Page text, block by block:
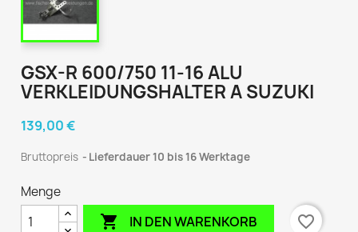
GSX-R 600/750 11-16 ALU
VERKLEIDUNGSHALTER A SUZUKI
139,00 €
Bruttopreis Lieferdauer 10 bis 16 Werktage
Menge
 IN DEN WARENKORB favorite_border